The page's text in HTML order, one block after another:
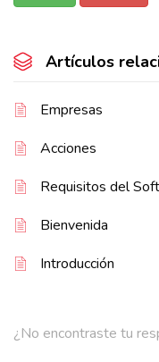
Artículos
Empresas
Acciones
Requisitos del
Bienvenida
Introducción
¿No encontraste tu